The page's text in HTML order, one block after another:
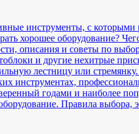
инструменты, с которыми
хорошее оборудование?
описания и советы по
и другие нехитрые
лестницу или
инструментах,
годами и наиболее
Правила выбора,